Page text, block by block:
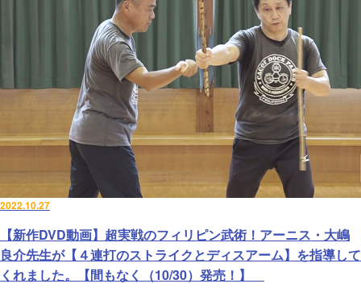
2022.10.27
【新作DVD動画】超実戦のフィリピン武術！アーニス・大嶋
良介先生が【４連打のストライクとディスアーム】を指導して
くれました。【間もなく（10/30）発売！】